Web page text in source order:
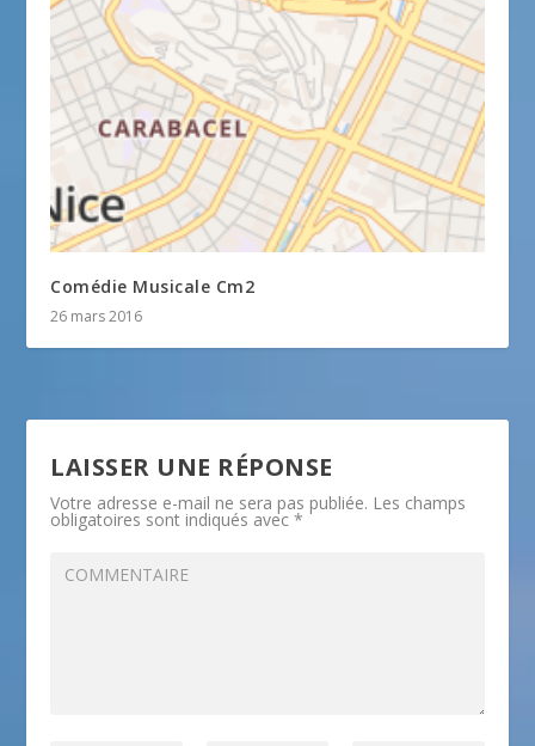
Comédie Musicale Cm2
26 mars 2016
LAISSER UNE RÉPONSE
Votre adresse e-mail ne sera pas publiée. Les champs
obligatoires sont indiqués avec*